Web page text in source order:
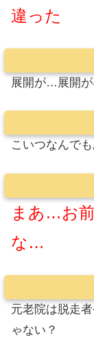
違った
展開が…展開が
こいつなんで
まあ…お
な…
元老院は脱走
ゃない？